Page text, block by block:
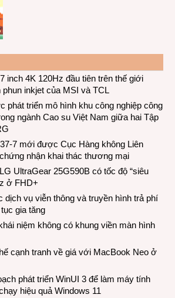
inch 4K 120Hz đầu tiên trên thế giới
phun inkjet của MSI và TCL
phát triển mô hình khu công nghiệp công
ngành Cao su Việt Nam giữa hai Tập
7 mới được Cục Hàng không Liên
nhận khai thác thương mại
UltraGear 25G590B có tốc độ “siêu
ở FHD+
dịch vụ viễn thông và truyền hình trả phí
gia tăng
niệm không có khung viền màn hình
cạnh tranh về giá với MacBook Neo ở
phát triển WinUI 3 để làm máy tính
hiệu quả Windows 11